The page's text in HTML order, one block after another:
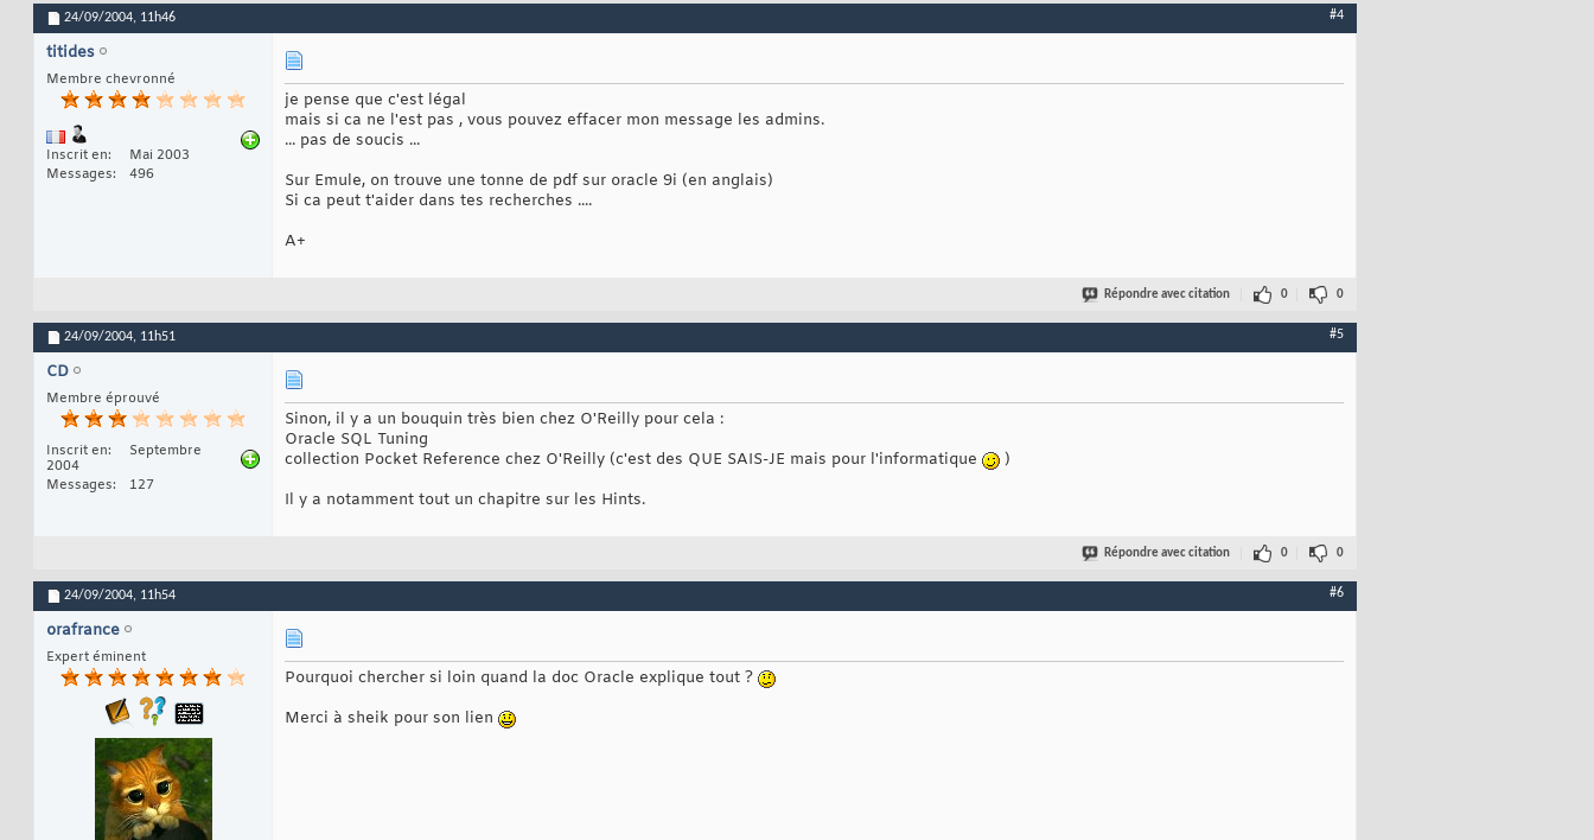
24/09/2004, 11h46 #4
titides
Membre chevronné
Inscrit en
Mai 2003
Messages
496
je pense que c'est légal
mais si ca ne l'est pas , vous pouvez effacer mon message les admins.
... pas de soucis ...
Sur Emule, on trouve une tonne de pdf sur oracle 9i (en anglais)
Si ca peut t'aider dans tes recherches ....
A+
Répondre avec citation 0 0
24/09/2004, 11h51 #5
CD
Membre éprouvé
Inscrit en
Septembre
2004
Messages
127
Sinon, il y a un bouquin très bien chez O'Reilly pour cela :
Oracle SQL Tuning
collection Pocket Reference chez O'Reilly (c'est des QUE SAIS-JE mais pour l'informatique
)
Il y a notamment tout un chapitre sur les Hints.
Répondre avec citation 0 0
24/09/2004, 11h54 #6
orafrance
Expert éminent
Pourquoi chercher si loin quand la doc Oracle explique tout ?
Merci à sheik pour son lien